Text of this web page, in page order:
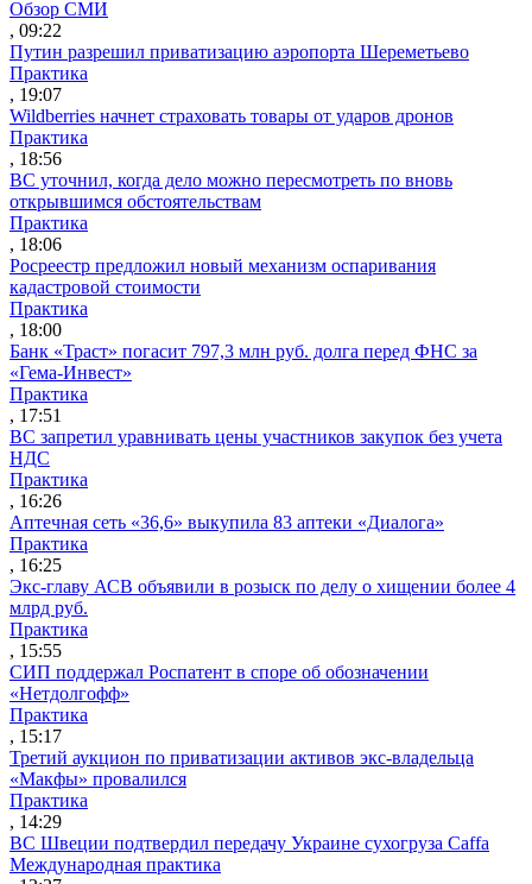
Обзор СМИ
, 09:22
Путин разрешил приватизацию аэропорта Шереметьево
Практика
, 19:07
Wildberries начнет страховать товары от ударов дронов
Практика
, 18:56
ВС уточнил, когда дело можно пересмотреть по вновь
открывшимся обстоятельствам
Практика
, 18:06
Росреестр предложил новый механизм оспаривания
кадастровой стоимости
Практика
, 18:00
Банк «Траст» погасит 797,3 млн руб. долга перед ФНС за
«Гема-Инвест»
Практика
, 17:51
ВС запретил уравнивать цены участников закупок без учета
НДС
Практика
, 16:26
Аптечная сеть «36,6» выкупила 83 аптеки «Диалога»
Практика
, 16:25
Экс-главу АСВ объявили в розыск по делу о хищении более 4
млрд руб.
Практика
, 15:55
СИП поддержал Роспатент в споре об обозначении
«Нетдолгофф»
Практика
, 15:17
Третий аукцион по приватизации активов экс-владельца
«Макфы» провалился
Практика
, 14:29
ВС Швеции подтвердил передачу Украине сухогруза Caffa
Международная практика